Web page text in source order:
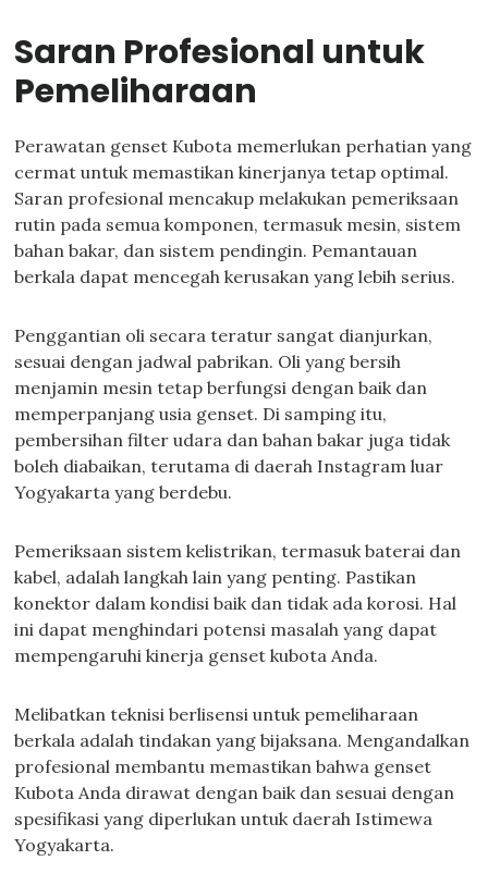
Saran Profesional untuk
Pemeliharaan
Perawatan genset Kubota memerlukan perhatian yang
cermat untuk memastikan kinerjanya tetap optimal.
Saran profesional mencakup melakukan pemeriksaan
rutin pada semua komponen, termasuk mesin, sistem
bahan bakar, dan sistem pendingin. Pemantauan
berkala dapat mencegah kerusakan yang lebih serius.
Penggantian oli secara teratur sangat dianjurkan,
sesuai dengan jadwal pabrikan. Oli yang bersih
menjamin mesin tetap berfungsi dengan baik dan
memperpanjang usia genset. Di samping itu,
pembersihan filter udara dan bahan bakar juga tidak
boleh diabaikan, terutama di daerah Instagram luar
Yogyakarta yang berdebu.
Pemeriksaan sistem kelistrikan, termasuk baterai dan
kabel, adalah langkah lain yang penting. Pastikan
konektor dalam kondisi baik dan tidak ada korosi. Hal
ini dapat menghindari potensi masalah yang dapat
mempengaruhi kinerja genset kubota Anda.
Melibatkan teknisi berlisensi untuk pemeliharaan
berkala adalah tindakan yang bijaksana. Mengandalkan
profesional membantu memastikan bahwa genset
Kubota Anda dirawat dengan baik dan sesuai dengan
spesifikasi yang diperlukan untuk daerah Istimewa
Yogyakarta.